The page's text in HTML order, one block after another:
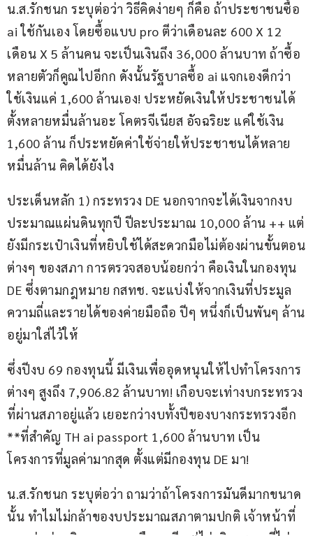
น.ส.รักชนก ระบุต่อว่า วิธีคิดง่ายๆ ก็คือ ถ้าประชาชนซื้อ
ai ใช้กันเอง โดยซื้อแบบ pro ตีว่าเดือนละ 600 X 12
เดือน X 5 ล้านคน จะเป็นเงินถึง 36,000 ล้านบาท ถ้าซื้อ
หลายตัวก็คูณไปอีกก ดังนั้นรัฐบาลซื้อ ai แจกเองดีกว่า
ใช้เงินแค่ 1,600 ล้านเอง! ประหยัดเงินให้ประชาชนได้
ตั้งหลายหมื่นล้านอะ โคตรจีเนียส อัจฉริยะ แค่ใช้เงิน
1,600 ล้าน ก็ประหยัดค่าใช้จ่ายให้ประชาชนได้หลาย
หมื่นล้าน คิดได้ยังไง
ประเด็นหลัก 1) กระทรวง DE นอกจากจะได้เงินจากงบ
ประมาณแผ่นดินทุกปี ปีละประมาณ 10,000 ล้าน ++ แต่
ยังมีกระเป๋าเงินที่หยิบใช้ได้สะดวกมือไม่ต้องผ่านขั้นตอน
ต่างๆ ของสภา การตรวจสอบน้อยกว่า คือเงินในกองทุน
DE ซึ่งตามกฎหมาย กสทช. จะแบ่งให้จากเงินที่ประมูล
ความถี่และรายได้ของค่ายมือถือ ปีๆ หนึ่งก็เป็นพันๆ ล้าน
อยู่มาใส่ไว้ให้
ซึ่งปีงบ 69 กองทุนนี้ มีเงินเพื่ออุดหนุนให้ไปทำโครงการ
ต่างๆ สูงถึง 7,906.82 ล้านบาท! เกือบจะเท่างบกระทรวง
ที่ผ่านสภาอยู่แล้ว เยอะกว่างบทั้งปีของบางกระทรวงอีก
**ที่สำคัญ TH ai passport 1,600 ล้านบาท เป็น
โครงการที่มูลค่ามากสุด ตั้งแต่มีกองทุน DE มา!
น.ส.รักชนก ระบุต่อว่า ถามว่าถ้าโครงการมันดีมากขนาด
นั้น ทำไมไม่กล้าของบประมาณสภาตามปกติ เจ้าหน้าที่